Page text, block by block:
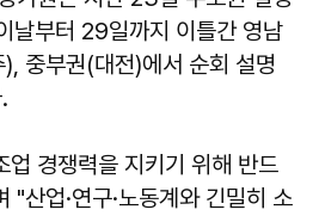
날부터 29일까지 이틀간 영남
중부권(대전)에서 순회 설명
업 경쟁력을 지키기 위해 반드
"산업·연구·노동계와 긴밀히 소